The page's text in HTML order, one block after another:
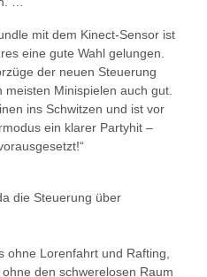
mit dem Kinect-Sensor ist
eine gute Wahl gelungen.
der neuen Steuerung
Minispielen auch gut.
ins Schwitzen und ist vor
ein klarer Partyhit –
die Steuerung über
ohne Lorenfahrt und Rafting,
den schwerelosen Raum